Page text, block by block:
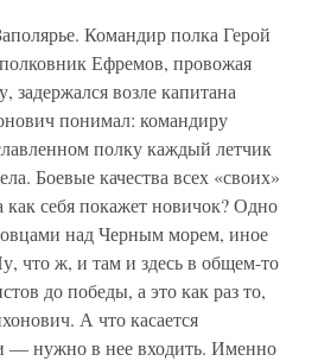
Командир полка Герой
Ефремов, провожая
задержался возле капитана
понимал: командиру
полку каждый летчик
Боевые качества всех «своих»
как себя покажет новичок? Одно
над Черным морем, иное
что ж, и там и здесь в общем-то
до победы, а это как раз то,
А что касается
— нужно в нее входить. Именно